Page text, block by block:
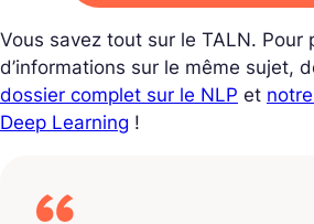
Vous savez tout sur le TALN. Pour
d’informations sur le même sujet,
dossier complet sur le NLP et
Deep Learning !